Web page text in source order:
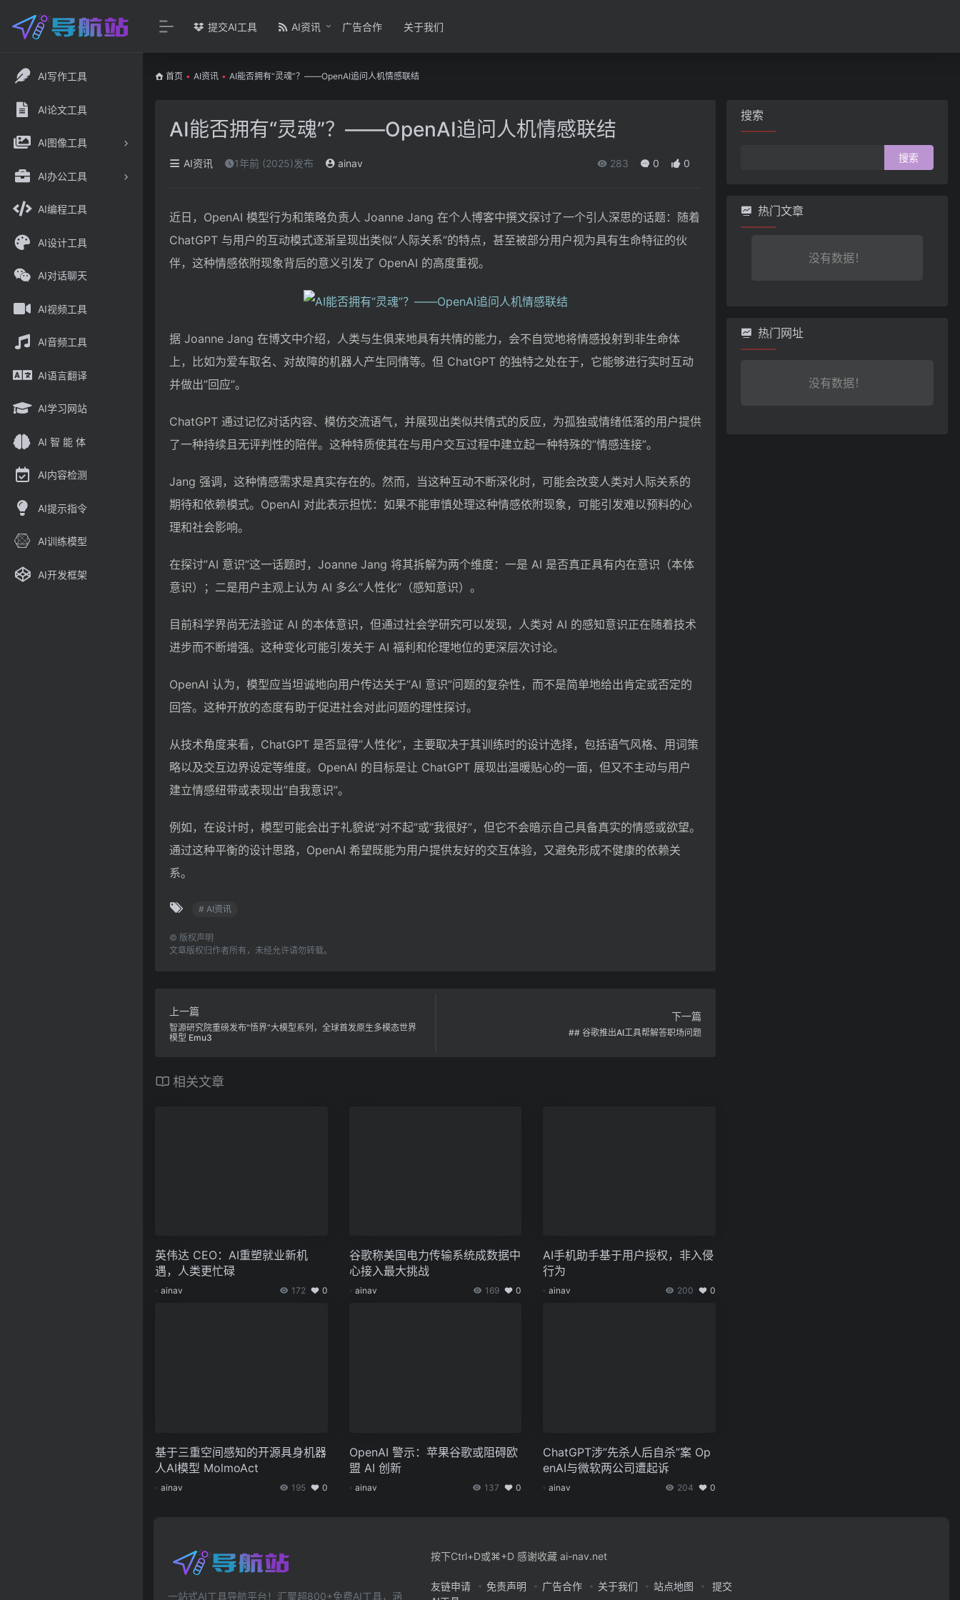
AI写作工具
AI论文工具
AI图像工具
AI办公工具
AI编程工具
AI设计工具
AI对话聊天
AI视频工具
AI音频工具
AI语言翻译
AI学习网站
AI 智 能 体
AI内容检测
AI提示指令
AI训练模型
AI开发框架
提交AI工具 AI资讯 广告合作 关于我们
首页 • AI资讯 • AI能否拥有“灵魂”？——OpenAI追问人机情感联结
AI能否拥有“灵魂”？——OpenAI追问人机情感联结
AI资讯 1年前 (2025)发布 ainav 283 0 0
近日，OpenAI 模型行为和策略负责人 Joanne Jang 在个人博客中撰文探讨了一个引人深思的话题：随着
ChatGPT 与用户的互动模式逐渐呈现出类似”人际关系”的特点，甚至被部分用户视为具有生命特征的伙
伴，这种情感依附现象背后的意义引发了 OpenAI 的高度重视。
据 Joanne Jang 在博文中介绍，人类与生俱来地具有共情的能力，会不自觉地将情感投射到非生命体
上，比如为爱车取名、对故障的机器人产生同情等。但 ChatGPT 的独特之处在于，它能够进行实时互动
并做出”回应”。
ChatGPT 通过记忆对话内容、模仿交流语气，并展现出类似共情式的反应，为孤独或情绪低落的用户提供
了一种持续且无评判性的陪伴。这种特质使其在与用户交互过程中建立起一种特殊的”情感连接”。
Jang 强调，这种情感需求是真实存在的。然而，当这种互动不断深化时，可能会改变人类对人际关系的
期待和依赖模式。OpenAI 对此表示担忧：如果不能审慎处理这种情感依附现象，可能引发难以预料的心
理和社会影响。
在探讨”AI 意识”这一话题时，Joanne Jang 将其拆解为两个维度：一是 AI 是否真正具有内在意识（本体
意识）；二是用户主观上认为 AI 多么”人性化”（感知意识）。
目前科学界尚无法验证 AI 的本体意识，但通过社会学研究可以发现，人类对 AI 的感知意识正在随着技术
进步而不断增强。这种变化可能引发关于 AI 福利和伦理地位的更深层次讨论。
OpenAI 认为，模型应当坦诚地向用户传达关于”AI 意识”问题的复杂性，而不是简单地给出肯定或否定的
回答。这种开放的态度有助于促进社会对此问题的理性探讨。
从技术角度来看，ChatGPT 是否显得”人性化”，主要取决于其训练时的设计选择，包括语气风格、用词策
略以及交互边界设定等维度。OpenAI 的目标是让 ChatGPT 展现出温暖贴心的一面，但又不主动与用户
建立情感纽带或表现出”自我意识”。
例如，在设计时，模型可能会出于礼貌说”对不起”或”我很好”，但它不会暗示自己具备真实的情感或欲望。
通过这种平衡的设计思路，OpenAI 希望既能为用户提供友好的交互体验，又避免形成不健康的依赖关
系。
# AI资讯
© 版权声明
文章版权归作者所有，未经允许请勿转载。
上一篇
智源研究院重磅发布“悟界”大模型系列，全球首发原生多模态世界
模型 Emu3
下一篇
## 谷歌推出AI工具帮解答职场问题
相关文章
英伟达 CEO：AI重塑就业新机
遇，人类更忙碌
ainav 172 0
谷歌称美国电力传输系统成数据中
心接入最大挑战
ainav 169 0
AI手机助手基于用户授权，非入侵
行为
ainav 200 0
基于三重空间感知的开源具身机器
人AI模型 MolmoAct
ainav 195 0
OpenAI 警示：苹果谷歌或阻碍欧
盟 AI 创新
ainav 137 0
ChatGPT涉”先杀人后自杀”案 Op
enAI与微软两公司遭起诉
ainav 204 0
搜索
热门文章
没有数据！
热门网址
没有数据！
一站式AI工具导航平台！汇聚超800+免费AI工具，涵
按下Ctrl+D或⌘+D 感谢收藏 ai-nav.net
友链申请 免责声明 广告合作 关于我们 站点地图
提交